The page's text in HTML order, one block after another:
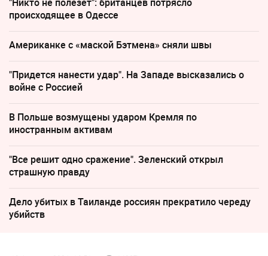
происходящее в Одессе
Американке с «маской Бэтмена» сняли швы
"Придется нанести удар". На Западе высказались о
войне с Россией
В Польше возмущены ударом Кремля по
иностранным активам
"Все решит одно сражение". Зеленский открыл
страшную правду
Дело убитых в Таиланде россиян прекратило череду
убийств